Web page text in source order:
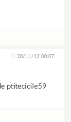
20/11/12 00:07
ptitecicile59